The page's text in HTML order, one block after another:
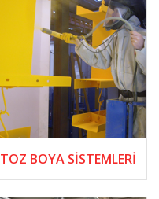
TOZ BOYA SISTEMLERI